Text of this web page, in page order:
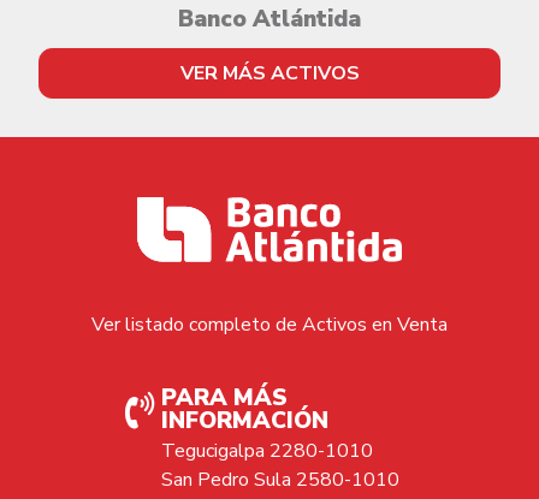
Banco Atlántida
VER MÁS ACTIVOS
Ver listado completo de Activos en Venta
PARA MÁS
INFORMACIÓN
Tegucigalpa 2280-1010
San Pedro Sula 2580-1010